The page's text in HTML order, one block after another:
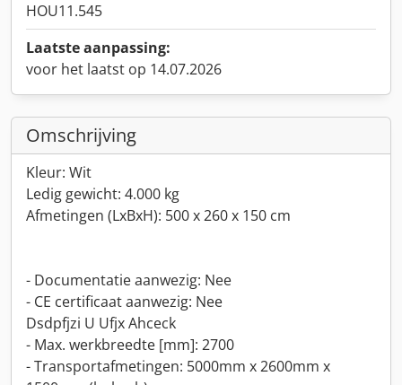
HOU11.545
Laatste aanpassing:
voor het laatst op 14.07.2026
Omschrijving
Kleur: Wit
Ledig gewicht: 4.000 kg
Afmetingen (LxBxH): 500 x 260 x 150 cm
- Documentatie aanwezig: Nee
- CE certificaat aanwezig: Nee
Dsdpfjzi U Ufjx Ahceck
- Max. werkbreedte [mm]: 2700
- Transportafmetingen: 5000mm x 2600mm x